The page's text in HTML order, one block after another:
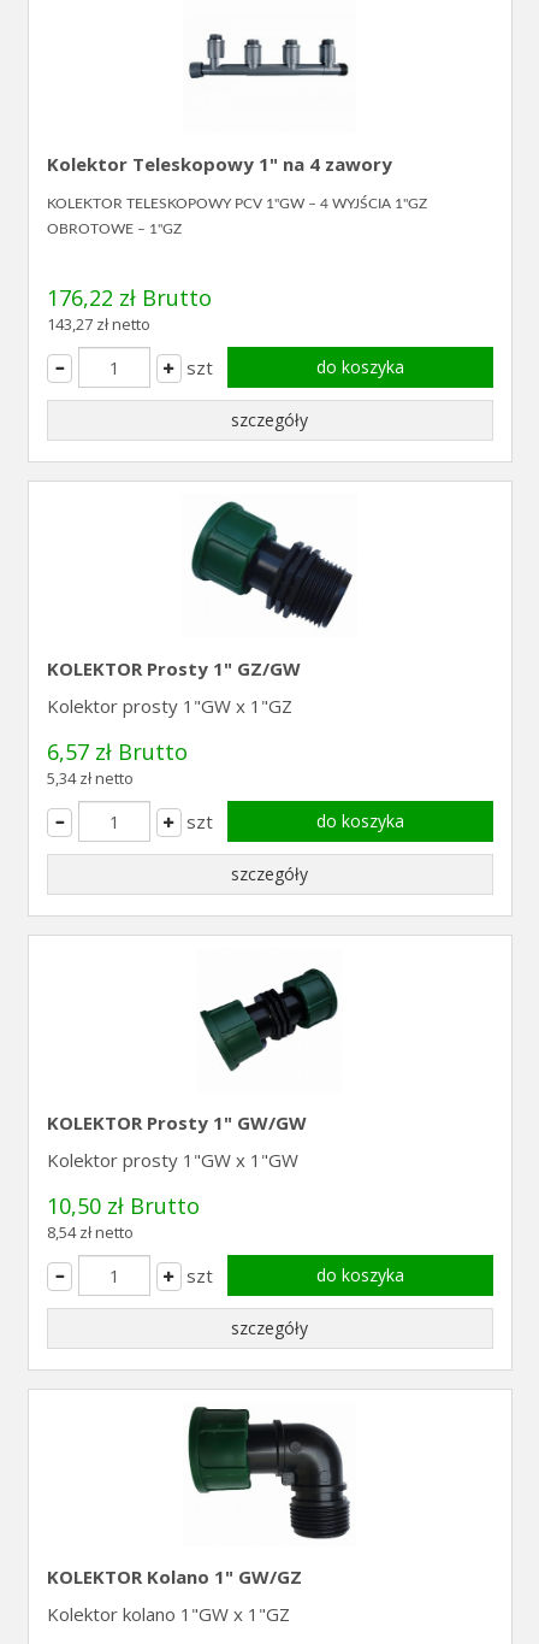
Kolektor Teleskopowy 1" na 4 zawory
KOLEKTOR TELESKOPOWY PCV 1"GW – 4 WYJŚCIA 1"GZ
OBROTOWE – 1"GZ
176,22 zł Brutto
143,27 zł netto
szt do koszyka
szczegóły
KOLEKTOR Prosty 1" GZ/GW
Kolektor prosty 1"GW x 1"GZ
6,57 zł Brutto
5,34 zł netto
szt do koszyka
szczegóły
KOLEKTOR Prosty 1" GW/GW
Kolektor prosty 1"GW x 1"GW
10,50 zł Brutto
8,54 zł netto
szt do koszyka
szczegóły
KOLEKTOR Kolano 1" GW/GZ
Kolektor kolano 1"GW x 1"GZ